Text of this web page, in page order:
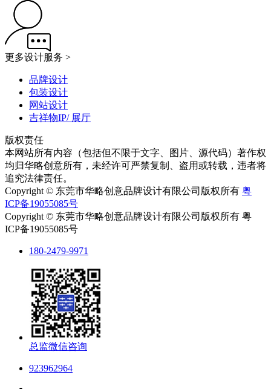
更多设计服务 >
品牌设计
包装设计
网站设计
吉祥物IP/ 展厅
版权责任
本网站所有内容（包括但不限于文字、图片、源代码）著作权
均归华略创意所有，未经许可严禁复制、盗用或转载，违者将
追究法律责任。
Copyright © 东莞市华略创意品牌设计有限公司版权所有 粤
ICP备19055085号
Copyright © 东莞市华略创意品牌设计有限公司版权所有 粤
ICP备19055085号
180-2479-9971
总监微信咨询
923962964